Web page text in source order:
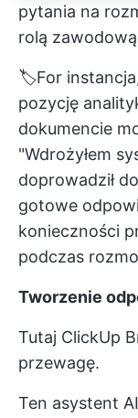
pytania na
rolą zawodową
🏷️For
pozycję
dokumencie
"Wdrożyłem
doprowadził
gotowe
konieczności
podczas
Tworzenie
Tutaj ClickUp
przewagę.
Ten asystent